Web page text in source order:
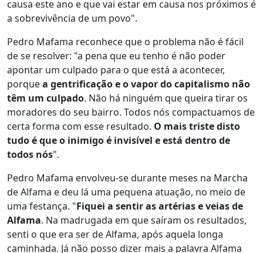
causa este ano e que vai estar em causa nos próximos é
a sobrevivência de um povo".
Pedro Mafama reconhece que o problema não é fácil
de se resolver: "a pena que eu tenho é não poder
apontar um culpado para o que está a acontecer,
porquea gentrificação e o vapor do capitalismo não
têm um culpado. Não há ninguém que queira tirar os
moradores do seu bairro. Todos nós compactuamos de
certa forma com esse resultado. O mais triste disto
tudo é que o inimigo é invisível e está dentro de
todos nós".
Pedro Mafama envolveu-se durante meses na Marcha
de Alfama e deu lá uma pequena atuação, no meio de
uma festança. "Fiquei a sentir as artérias e veias de
Alfama. Na madrugada em que saíram os resultados,
senti o que era ser de Alfama, após aquela longa
caminhada. Já não posso dizer mais a palavra Alfama